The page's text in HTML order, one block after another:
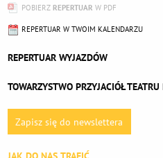
POBIERZ REPERTUAR W PDF
REPERTUAR W TWOIM KALENDARZU
REPERTUAR WYJAZDÓW
TOWARZYSTWO PRZYJACIÓŁ
Zapisz się do newslettera